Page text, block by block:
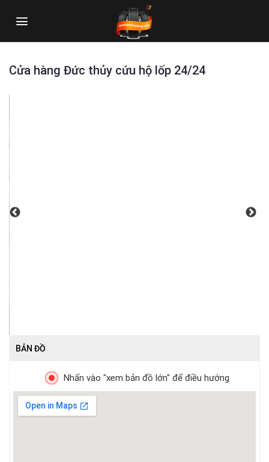
Cửa hàng Đức thủy cứu hộ lốp 24/24
BẢN ĐỒ
Nhấn vào "xem bản đồ lớn" để điều hướng